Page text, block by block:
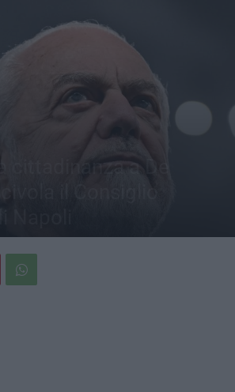
cittadinanza a De
il Consiglio